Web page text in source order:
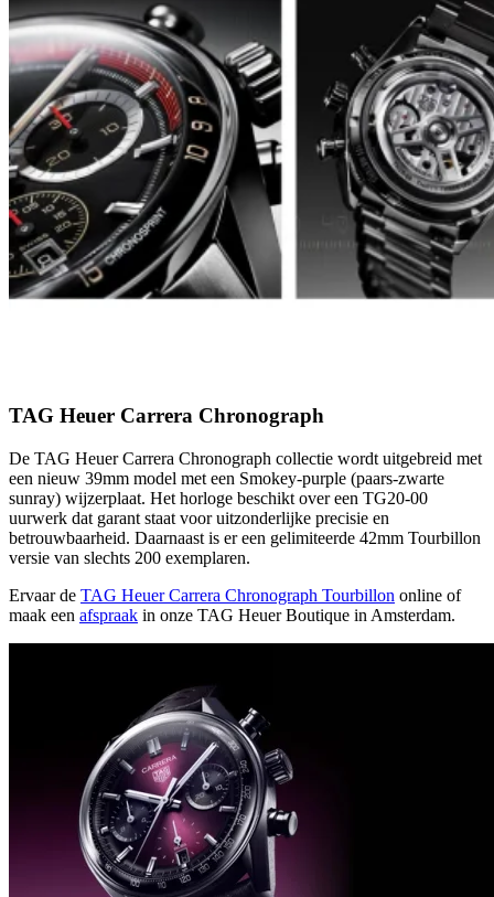
TAG Heuer Carrera Chronograph
De TAG Heuer Carrera Chronograph collectie wordt uitgebreid met
een nieuw 39mm model met een Smokey-purple (paars-zwarte
sunray) wijzerplaat. Het horloge beschikt over een TG20-00
uurwerk dat garant staat voor uitzonderlijke precisie en
betrouwbaarheid. Daarnaast is er een gelimiteerde 42mm Tourbillon
versie van slechts 200 exemplaren.
Ervaar de TAG Heuer Carrera Chronograph Tourbillon online of
maak een afspraak in onze TAG Heuer Boutique in Amsterdam.